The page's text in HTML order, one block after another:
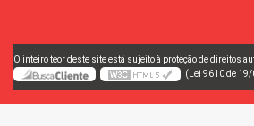
O inteiro teor deste site está sujeito à proteção de direitos
(Lei 9610 de